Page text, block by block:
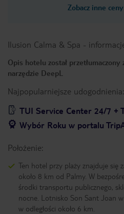
Zobacz inne
Ilusion Calma & Spa -
Opis hotelu został
narzędzie DeepL
Najpopularniejsze udogodnienia:
TUI Service Center 24/7 +
Wybór Roku w portalu
Położenie:
Ten hotel przy plaży znajduje się
około 8 km od Palmy. W
środki transportu publicznego,
nocne. Lotnisko Son Sant Joan
w odległości około 6 km.